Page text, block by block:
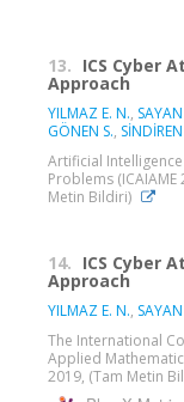
13. ICS Cyber
Approach
YILMAZ E. N.,
GÖNEN S.,
Artificial
Problems
Metin Bildiri)
14. ICS Cyber
Approach
YILMAZ E. N.,
The International
Applied
2019, (Tam Metin